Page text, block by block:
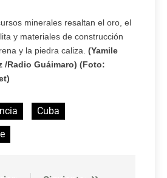
minerales resaltan el oro, el
y materiales de construcción
y la piedra caliza. (Yamile
/Radio Guáimaro) (Foto:
Cuba